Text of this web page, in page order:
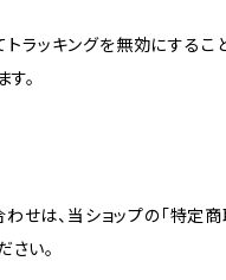
ラッキングを無効にするこ
。
は、当ショップの「特定
い。